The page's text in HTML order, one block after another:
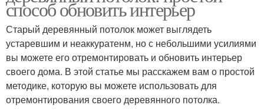
способ обновить интерьер
Старый деревянный потолок может выглядеть
устаревшим и неаккуратенм, но с небольшими усилиями
вы можете его отремонтировать и обновить интерьер
своего дома. В этой статье мы расскажем вам о простой
методике, которую вы можете использовать для
отремонтирования своего деревянного потолка.